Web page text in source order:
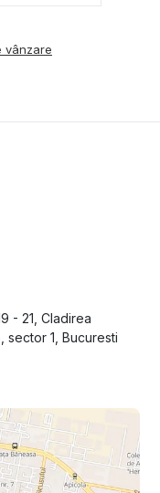
vânzare
- 21, Cladirea
sector 1, Bucuresti